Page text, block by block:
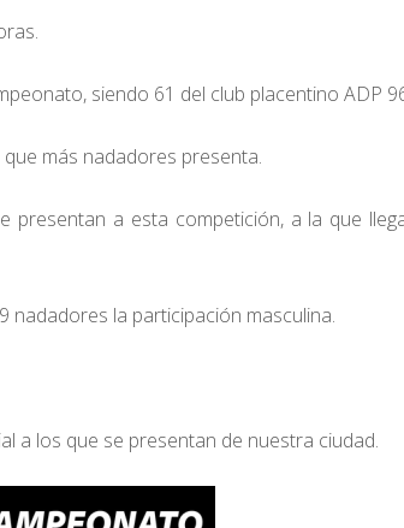
siendo 61 del club placentino ADP
más nadadores presenta.
presentan a esta competición, a la que
nadadores la participación masculina.
a los que se presentan de nuestra ciudad.